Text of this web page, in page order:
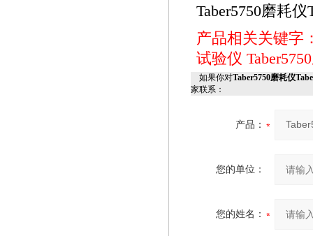
Taber5750磨耗
产品相关关键字
试验仪
如果你对Taber5750磨耗仪
家联系：
产品：
您的单位：
您的姓名：